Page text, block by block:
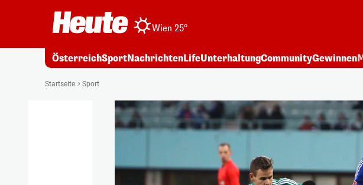
Wien 25°
ÖsterreichSportNachrichtenLifeUnterhaltungCommunityGewinnen
Startseite Sport